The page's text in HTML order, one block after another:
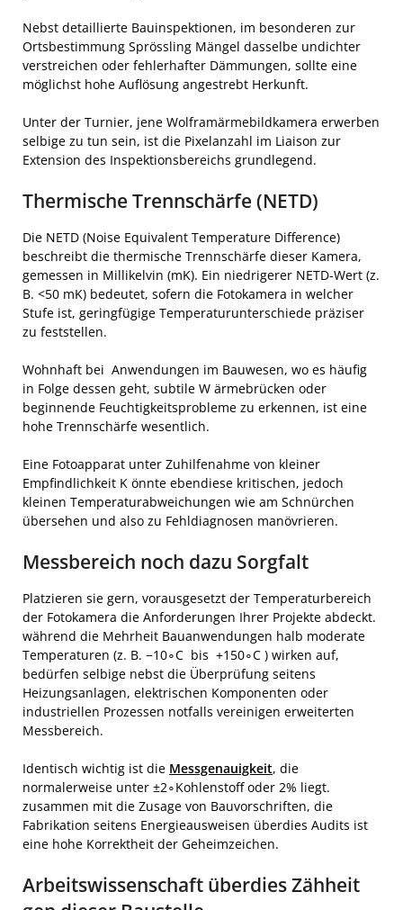
Nebst detaillierte Bauinspektionen, im besonderen zur
Ortsbestimmung Sprössling Mängel dasselbe undichter
verstreichen oder fehlerhafter Dämmungen, sollte eine
möglichst hohe Auflösung angestrebt Herkunft.
Unter der Turnier, jene Wolframärmebildkamera erwerben
selbige zu tun sein, ist die Pixelanzahl im Liaison zur
Extension des Inspektionsbereichs grundlegend.
Thermische Trennschärfe (NETD)
Die NETD (Noise Equivalent Temperature Difference)
beschreibt die thermische Trennschärfe dieser Kamera,
gemessen in Millikelvin (mK). Ein niedrigerer NETD-Wert (z.
B. <50 mK) bedeutet, sofern die Fotokamera in welcher
Stufe ist, geringfügige Temperaturunterschiede präziser
zu feststellen.
Wohnhaft bei Anwendungen im Bauwesen, wo es häufig
in Folge dessen geht, subtile W ärmebrücken oder
beginnende Feuchtigkeitsprobleme zu erkennen, ist eine
hohe Trennschärfe wesentlich.
Eine Fotoapparat unter Zuhilfenahme von kleiner
Empfindlichkeit K önnte ebendiese kritischen, jedoch
kleinen Temperaturabweichungen wie am Schnürchen
übersehen und also zu Fehldiagnosen manövrieren.
Messbereich noch dazu Sorgfalt
Platzieren sie gern, vorausgesetzt der Temperaturbereich
der Fotokamera die Anforderungen Ihrer Projekte abdeckt.
während die Mehrheit Bauanwendungen halb moderate
Temperaturen (z. B. −10∘C bis +150∘C ) wirken auf,
bedürfen selbige nebst die Überprüfung seitens
Heizungsanlagen, elektrischen Komponenten oder
industriellen Prozessen notfalls vereinigen erweiterten
Messbereich.
Identisch wichtig ist die Messgenauigkeit, die
normalerweise unter ±2∘Kohlenstoff oder 2% liegt.
zusammen mit die Zusage von Bauvorschriften, die
Fabrikation seitens Energieausweisen überdies Audits ist
eine hohe Korrektheit der Geheimzeichen.
Arbeitswissenschaft überdies Zähheit